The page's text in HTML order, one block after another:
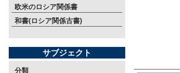
欧米のロシア関係書
和書(ロシア関係古書)
サブジェクト
分類